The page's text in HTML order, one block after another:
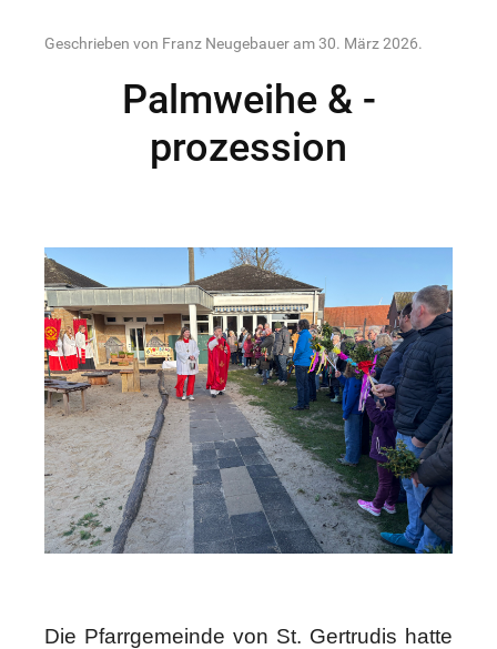
Geschrieben von Franz Neugebauer am30. März 2026.
Palmweihe & -
prozession
Die Pfarrgemeinde von St. Gertrudis hatte